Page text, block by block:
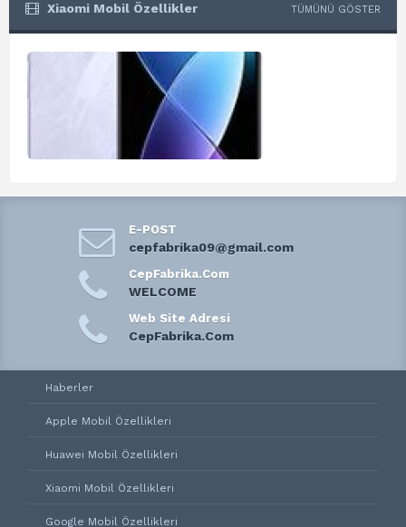
Xiaomi Mobil Özellikler TÜMÜNÜ GÖSTER
E-POST
cepfabrika09@gmail.com
CepFabrika.Com
WELCOME
Web Site Adresi
CepFabrika.Com
Haberler
Apple Mobil Özellikleri
Huawei Mobil Özellikleri
Xiaomi Mobil Özellikleri
Google Mobil Özellikleri